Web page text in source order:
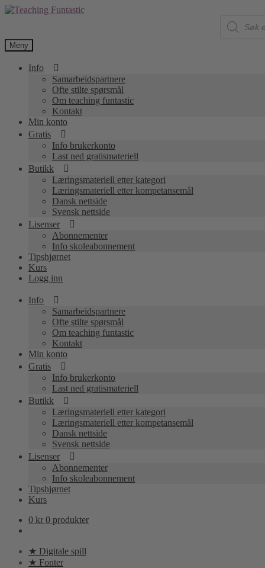
Hopp
Hopp
Products
search
Meny
Info
Samarbeidspartnere
Ofte stilte spørsmål
Om teaching funtastic
Kontakt
Min konto
Gratis
Info brukerkonto
Last ned gratismateriell
Butikk
Læringsmateriell etter kategori
Læringsmateriell etter kompetansemål
Dansk nettside
Svensk nettside
Lisenser
Abonnementer
Info skoleabonnement
Tipshjørnet
Kurs
Logg inn
Info
Samarbeidspartnere
Ofte stilte spørsmål
Om teaching funtastic
Kontakt
Min konto
Gratis
Info brukerkonto
Last ned gratismateriell
Butikk
Læringsmateriell etter kategori
Læringsmateriell etter kompetansemål
Dansk nettside
Svensk nettside
Lisenser
Abonnementer
Info skoleabonnement
Tipshjørnet
Kurs
0 kr 0 produkter
★ Digitale spill
★ Fonter